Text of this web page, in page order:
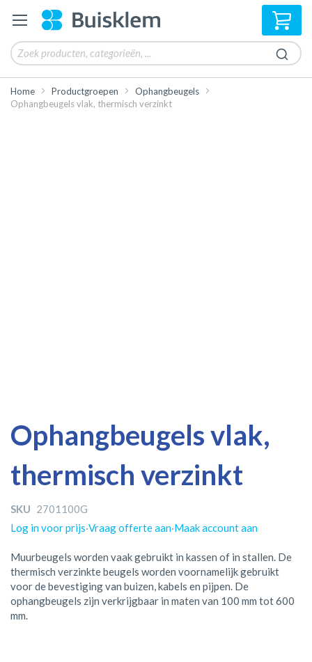
Home Productgroepen
Ophangbeugels
Ophangbeugels vlak, thermisch verzinkt
Ophangbeugels vlak,
thermisch verzinkt
SKU 2701100G
Log in voor prijs·Vraag offerte aan·Maak account aan
Muurbeugels worden vaak gebruikt in kassen of in stallen. De
thermisch verzinkte beugels worden voornamelijk gebruikt
voor de bevestiging van buizen, kabels en pijpen. De
ophangbeugels zijn verkrijgbaar in maten van 100 mm tot 600
mm.
naar
einde
van
afbeeldingen-
gallerij
naar
begin
van
afbeeldingen-
gallerij